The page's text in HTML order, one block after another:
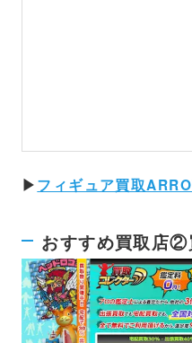
▶フィギュア買取
おすすめ買取店②